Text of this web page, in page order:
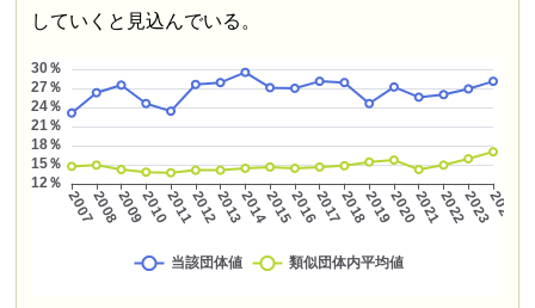
していくと見込んでいる。